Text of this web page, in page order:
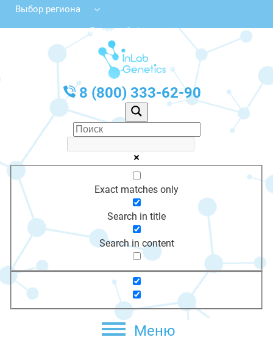
Выбор региона
ул. Ленина, 9, Алдан
с 10:00 до 20:00
График работы: Пн-Пт с 10:00 до 20:00
8 (800) 333-62-90
Exact matches only
Search in title
Search in content
Меню